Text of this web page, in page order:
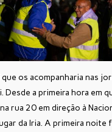
os acompanharia nas
Desde a primeira hora em
rua 20 em direção à
da Iria. A primeira noite